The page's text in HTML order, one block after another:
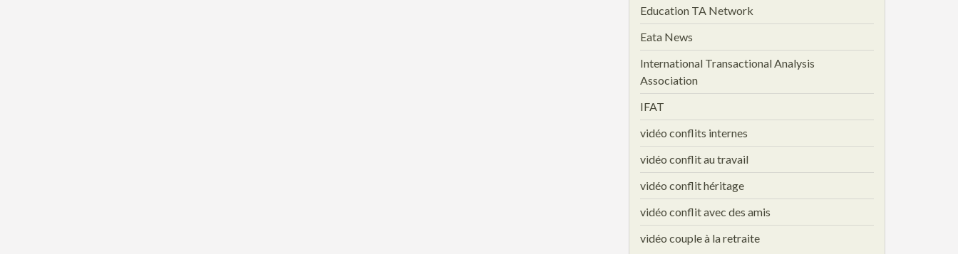
Education TA Network
Eata News
International Transactional Analysis
Association
IFAT
vidéo conflits internes
vidéo conflit au travail
vidéo conflit héritage
vidéo conflit avec des amis
vidéo couple à la retraite